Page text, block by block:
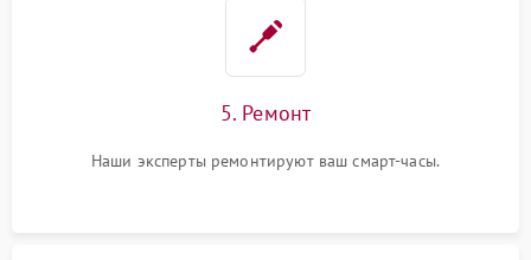
5. Ремонт
Наши эксперты ремонтируют ваш смарт-часы.